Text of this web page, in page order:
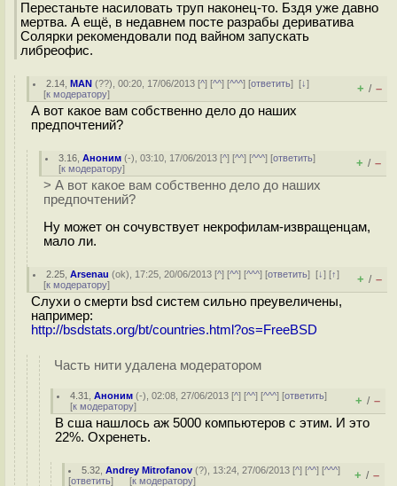
Перестаньте насиловать труп наконец-то. Бздя уже давно
мертва. А ещё, в недавнем посте разрабы дериватива
Солярки рекомендовали под вайном запускать
либреофис.
2.14 ,MAN (??), 00:20, 17/06/2013 [^] [^^] [^^^] [ответить][↓]
[к модератору] + / –
А вот какое вам собственно дело до наших
предпочтений?
3.16 ,Аноним (-), 03:10, 17/06/2013 [^] [^^] [^^^] [ответить]
[к модератору] + / –
> А вот какое вам собственно дело до наших
предпочтений?
Ну может он сочувствует некрофилам-извращенцам,
мало ли.
2.25 ,Arsenau (ok), 17:25, 20/06/2013 [^] [^^] [^^^] [ответить][↓] [↑]
[к модератору] + / –
Слухи о смерти bsd систем сильно преувеличены,
например:
http://bsdstats.org/bt/countries.html?os=FreeBSD
Часть нити удалена модератором
4.31 ,Аноним (-), 02:08, 27/06/2013 [^] [^^] [^^^] [ответить]
[к модератору] + / –
В сша нашлось аж 5000 компьютеров с этим. И это
22%. Охренеть.
5.32 ,Andrey Mitrofanov (?), 13:24, 27/06/2013 [^] [^^] [^^^]
[ответить] [к модератору] + / –